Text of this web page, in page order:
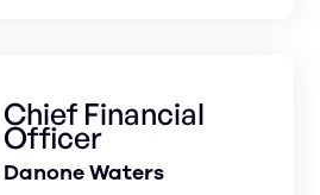
Chief Financial
Officer
Danone Waters